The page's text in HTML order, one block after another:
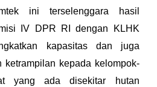
ini terselenggara hasil
IV DPR RI dengan KLHK
kapasitas dan juga
ketrampilan kepada kelompok-
yang ada disekitar hutan